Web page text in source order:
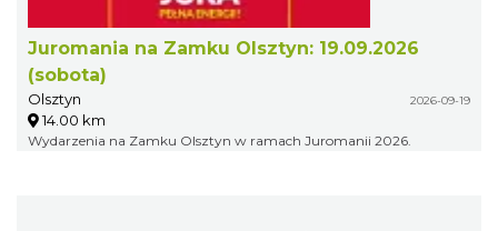
Juromania na Zamku Olsztyn: 19.09.2026
(sobota)
Olsztyn 2026-09-19
14.00 km
Wydarzenia na Zamku Olsztyn w ramach Juromanii 2026.